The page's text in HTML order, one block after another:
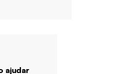
ajudar